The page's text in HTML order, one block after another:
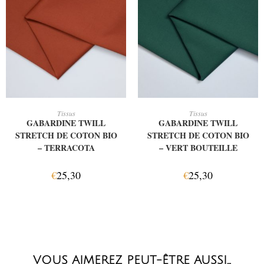
Tissus
GABARDINE TWILL
STRETCH DE COTON BIO
– TERRACOTA
€25,30
Tissus
GABARDINE TWILL
STRETCH DE COTON BIO
– VERT BOUTEILLE
€25,30
VOUS AIMEREZ PEUT-ÊTRE AUSSI…